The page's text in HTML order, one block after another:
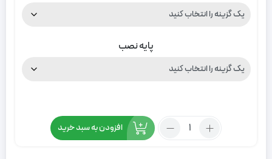
پایه نصب
تعداد:
افزودن به سبد خرید